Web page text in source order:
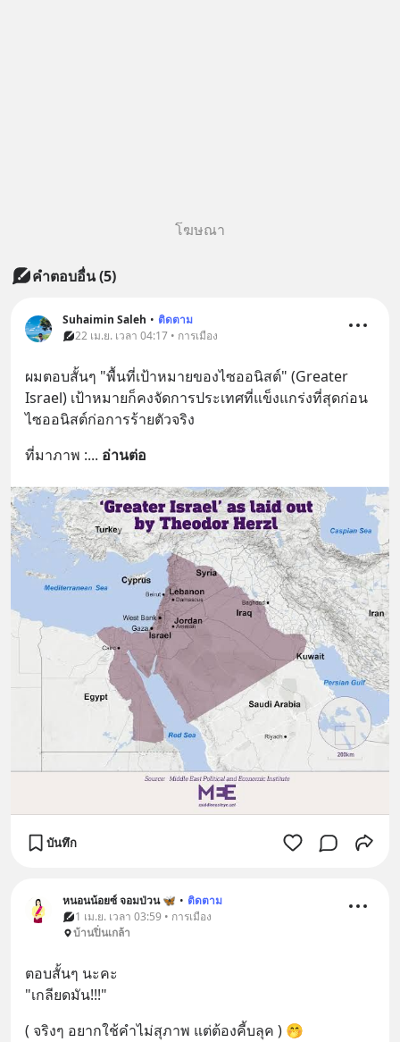
โฆษณา
คำตอบอื่น(5)
Suhaimin Saleh • ติดตาม
22 เม.ย. เวลา 04:17 • การเมือง
ผมตอบสั้นๆ "พื้นที่เป้าหมายของไซออนิสต์" (Greater
Israel) เป้าหมายก็คงจัดการประเทศที่แข็งแกร่งที่สุดก่อน
ไซออนิสต์ก่อการร้ายตัวจริง
ที่มาภาพ :... อ่านต่อ
บันทึก
หนอนน้อยซ์ จอมป่วน 🦋 • ติดตาม
1 เม.ย. เวลา 03:59 • การเมือง
บ้านปิ่นเกล้า
ตอบสั้นๆ นะคะ
"เกลียดมัน!!!"
( จริงๆ อยากใช้คำไม่สุภาพ แต่ต้องคี้บลุค ) 🤭